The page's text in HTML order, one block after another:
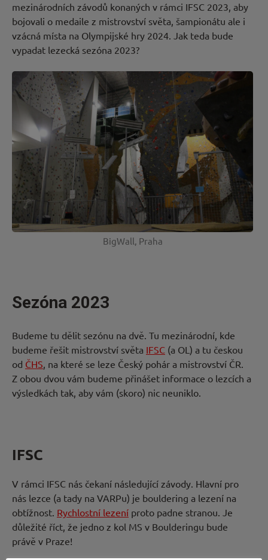
Obchod
Nová
cesta
mezinárodních závodů konaných v rámci IFSC 2023, aby
bojovali o medaile z mistrovství světa, šampionátu ale i
vzácná místa na Olympijské hry 2024. Jak teda bude
vypadat lezecká sezóna 2023?
BigWall, Praha
Sezóna 2023
Budeme tu dělit sezónu na dvě. Tu mezinárodní, kde
budeme řešit mistrovství světa IFSC (a OL) a tu českou
od ČHS, na které se leze Český pohár a mistrovství ČR.
Z obou dvou vám budeme přinášet informace o lezcích a
výsledkách tak, aby vám (skoro) nic neuniklo.
IFSC
V rámci IFSC nás čekaní následující závody. Hlavní pro
nás lezce (a tady na VARPu) je bouldering a lezení na
obtížnost. Rychlostní lezení proto padne stranou. Je
důležité říct, že jedno z kol MS v Boulderingu bude
právě v Praze!